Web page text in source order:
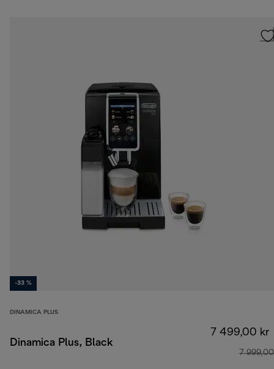
-33 %
DINAMICA PLUS
Dinamica Plus, Black
7 499,00 kr
7